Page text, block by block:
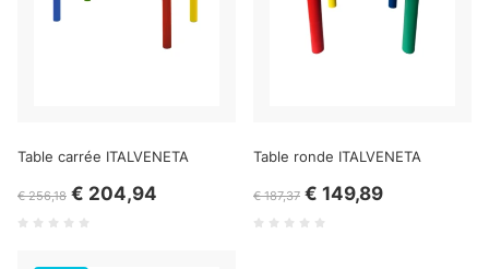
Table carrée ITALVENETA
€ 256,18 € 204,94
Table ronde ITALVENETA
€ 187,37 € 149,89